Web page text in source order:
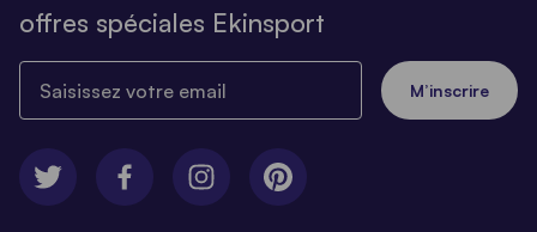
offres spéciales Ekinsport
M’inscrire